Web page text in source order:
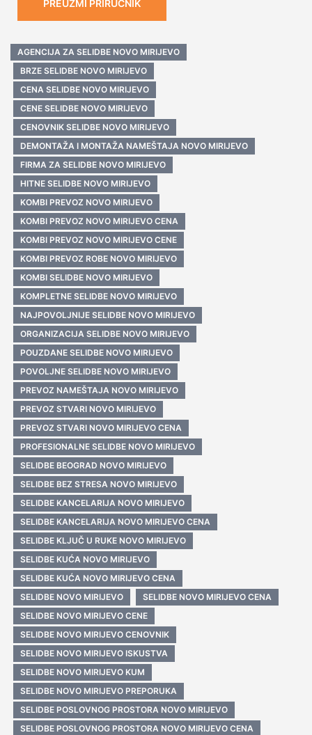
PREUZMI PRIRUČNIK
AGENCIJA ZA SELIDBE NOVO MIRIJEVO
BRZE SELIDBE NOVO MIRIJEVO
CENA SELIDBE NOVO MIRIJEVO
CENE SELIDBE NOVO MIRIJEVO
CENOVNIK SELIDBE NOVO MIRIJEVO
DEMONTAŽA I MONTAŽA NAMEŠTAJA NOVO MIRIJEVO
FIRMA ZA SELIDBE NOVO MIRIJEVO
HITNE SELIDBE NOVO MIRIJEVO
KOMBI PREVOZ NOVO MIRIJEVO
KOMBI PREVOZ NOVO MIRIJEVO CENA
KOMBI PREVOZ NOVO MIRIJEVO CENE
KOMBI PREVOZ ROBE NOVO MIRIJEVO
KOMBI SELIDBE NOVO MIRIJEVO
KOMPLETNE SELIDBE NOVO MIRIJEVO
NAJPOVOLJNIJE SELIDBE NOVO MIRIJEVO
ORGANIZACIJA SELIDBE NOVO MIRIJEVO
POUZDANE SELIDBE NOVO MIRIJEVO
POVOLJNE SELIDBE NOVO MIRIJEVO
PREVOZ NAMEŠTAJA NOVO MIRIJEVO
PREVOZ STVARI NOVO MIRIJEVO
PREVOZ STVARI NOVO MIRIJEVO CENA
PROFESIONALNE SELIDBE NOVO MIRIJEVO
SELIDBE BEOGRAD NOVO MIRIJEVO
SELIDBE BEZ STRESA NOVO MIRIJEVO
SELIDBE KANCELARIJA NOVO MIRIJEVO
SELIDBE KANCELARIJA NOVO MIRIJEVO CENA
SELIDBE KLJUČ U RUKE NOVO MIRIJEVO
SELIDBE KUĆA NOVO MIRIJEVO
SELIDBE KUĆA NOVO MIRIJEVO CENA
SELIDBE NOVO MIRIJEVO
SELIDBE NOVO MIRIJEVO CENA
SELIDBE NOVO MIRIJEVO CENE
SELIDBE NOVO MIRIJEVO CENOVNIK
SELIDBE NOVO MIRIJEVO ISKUSTVA
SELIDBE NOVO MIRIJEVO KUM
SELIDBE NOVO MIRIJEVO PREPORUKA
SELIDBE POSLOVNOG PROSTORA NOVO MIRIJEVO
SELIDBE POSLOVNOG PROSTORA NOVO MIRIJEVO CENA